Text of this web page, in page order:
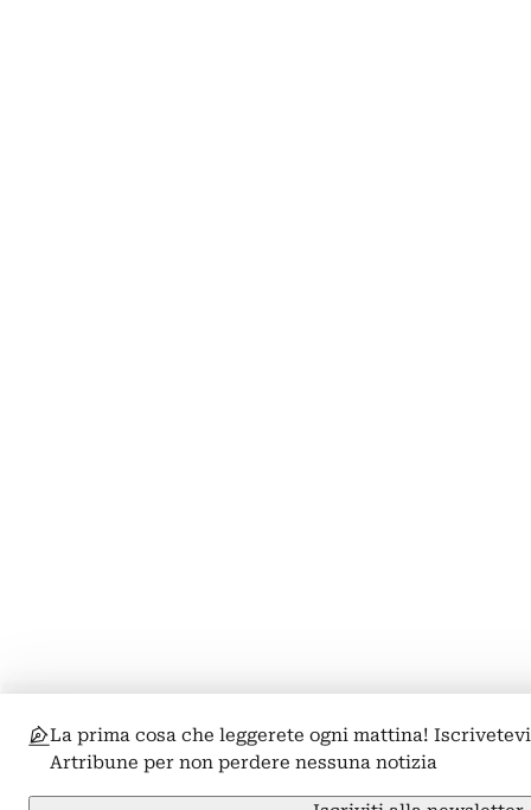
La prima cosa che leggerete ogni mattina!
Artribune per non perdere nessuna notizia